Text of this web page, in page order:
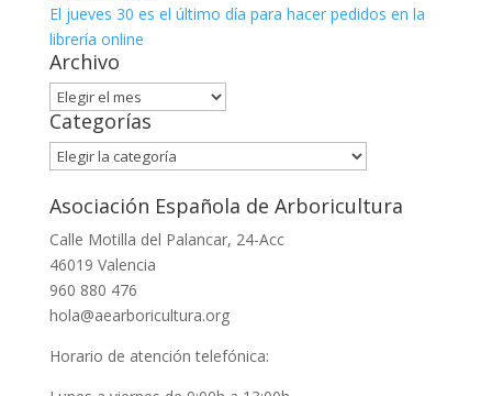
El jueves 30 es el último día para hacer pedidos en la
librería online
Archivo
Archivo
Categorías
Categorías
Asociación Española de Arboricultura
Calle Motilla del Palancar, 24-Acc
46019 Valencia
960 880 476
hola@aearboricultura.org
Horario de atención telefónica: